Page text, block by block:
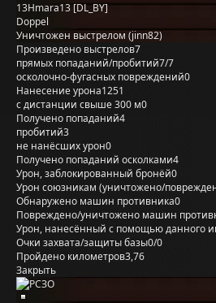
13Hmara13 [DL_BY]
Doppel
Уничтожен выстрелом (jinn82)
Произведено выстрелов7
прямых попаданий/пробитий7/7
осколочно-фугасных повреждений0
Нанесение урона1251
с дистанции свыше 300 м0
Получено попаданий4
пробитий3
не нанёсших урон0
Получено попаданий осколками4
Урон, заблокированный бронёй0
Урон союзникам (уничтожено/
Обнаружено машин противника0
Повреждено/уничтожено машин
Урон, нанесённый с помощью данного
Очки захвата/защиты базы0/0
Пройдено километров3,76
Закрыть